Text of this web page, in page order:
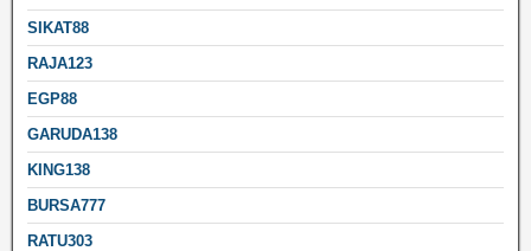
SIKAT88
RAJA123
EGP88
GARUDA138
KING138
BURSA777
RATU303